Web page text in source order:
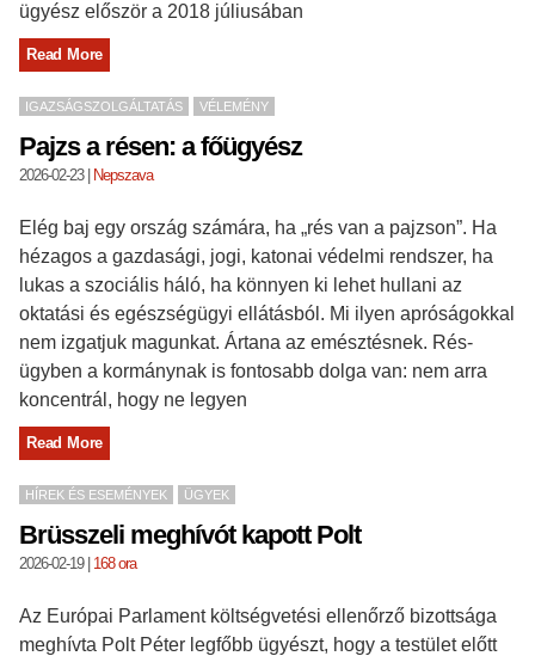
ügyész először a 2018 júliusában
Read More
IGAZSÁGSZOLGÁLTATÁS VÉLEMÉNY
Pajzs a résen: a főügyész
2026-02-23| Nepszava
Elég baj egy ország számára, ha „rés van a pajzson”. Ha
hézagos a gazdasági, jogi, katonai védelmi rendszer, ha
lukas a szociális háló, ha könnyen ki lehet hullani az
oktatási és egészségügyi ellátásból. Mi ilyen apróságokkal
nem izgatjuk magunkat. Ártana az emésztésnek. Rés-
ügyben a kormánynak is fontosabb dolga van: nem arra
koncentrál, hogy ne legyen
Read More
HÍREK ÉS ESEMÉNYEK ÜGYEK
Brüsszeli meghívót kapott Polt
2026-02-19| 168 ora
Az Európai Parlament költségvetési ellenőrző bizottsága
meghívta Polt Péter legfőbb ügyészt, hogy a testület előtt